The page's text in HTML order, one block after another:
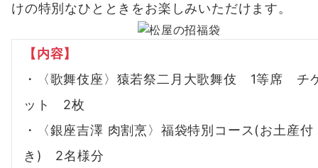
けの特別なひとときをお楽しみいただけます。
【内容】
・〈歌舞伎座〉猿若祭二月大歌舞伎 1等席 チ
ット 2枚
・〈銀座吉澤 肉割烹〉福袋特別コース(お土産付
き) 2名様分